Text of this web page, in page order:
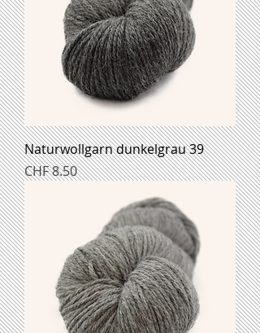
Naturwollgarn dunkelgrau 39
Preis
CHF 8.50